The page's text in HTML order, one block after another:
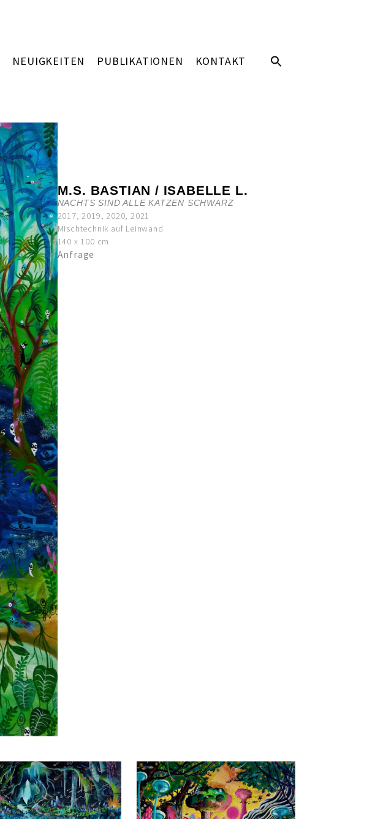
NEUIGKEITEN PUBLIKATIONEN KONTAKT
M.S. BASTIAN / ISABELLE L.
NACHTS SIND ALLE KATZEN SCHWARZ
2017, 2019, 2020, 2021
Mischtechnik auf Leinwand
140 x 100 cm
Anfrage